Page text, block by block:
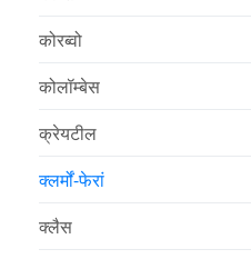
कोरब्वो
कोलॉम्बेस
क्रेयटील
क्लर्मों-फेरां
क्लैस